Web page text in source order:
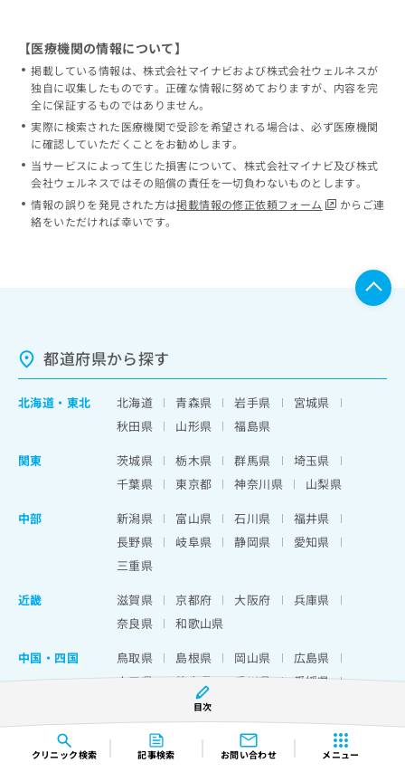
クリニック検索 記事検索 お問い合わせ メニュー
目次
【医療機関の情報について】
掲載している情報は、株式会社マイナビおよび株式会社ウェルネスが
独自に収集したものです。正確な情報に努めておりますが、内容を完
全に保証するものではありません。
実際に検索された医療機関で受診を希望される場合は、必ず医療機関
に確認していただくことをお勧めします。
当サービスによって生じた損害について、株式会社マイナビ及び株式
会社ウェルネスではその賠償の責任を一切負わないものとします。
情報の誤りを発見された方は掲載情報の修正依頼フォーム
からご連
絡をいただければ幸いです。
都道府県から探す
北海道 ・ 東北 北海道 青森県 岩手県
宮城県
秋田県
山形県
福島県
関東
茨城県 栃木県 群馬県
埼玉県
千葉県
東京都 神奈川県
山梨県
中部
新潟県 富山県 石川県
福井県
長野県
岐阜県 静岡県
愛知県
三重県
近畿
滋賀県 京都府 大阪府
兵庫県
奈良県
和歌山県
中国・四国
鳥取県 島根県 岡山県
広島県
山口県
徳島県 香川県
愛媛県
九州・沖縄
福岡県 佐賀県 長崎県
熊本県
大分県
宮崎県 鹿児島県 沖縄県